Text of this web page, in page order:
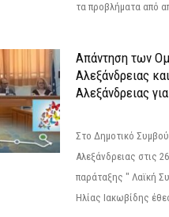
τα προβλήματα από
Απάντηση των
Αλεξάνδρειας
Αλεξάνδρειας
Στο Δημοτικό
Αλεξάνδρειας στις
παράταξης " Λαϊκή
Ηλίας Ιακωβίδης